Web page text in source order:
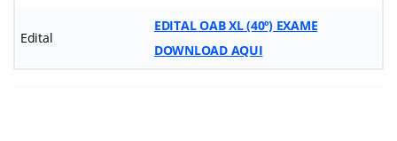
Edital
EDITAL OABXL (40º)EXAME
DOWNLOAD AQUI